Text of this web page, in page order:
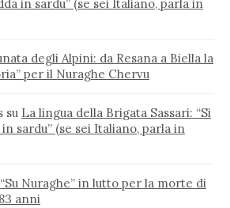
in sardu” (se sei Italiano, parla in
degli Alpini: da Resana a Biella la
per il Nuraghe Chervu
su La lingua della Brigata Sassari: “Si
sardu” (se sei Italiano, parla in
“Su Nuraghe” in lutto per la morte di
anni